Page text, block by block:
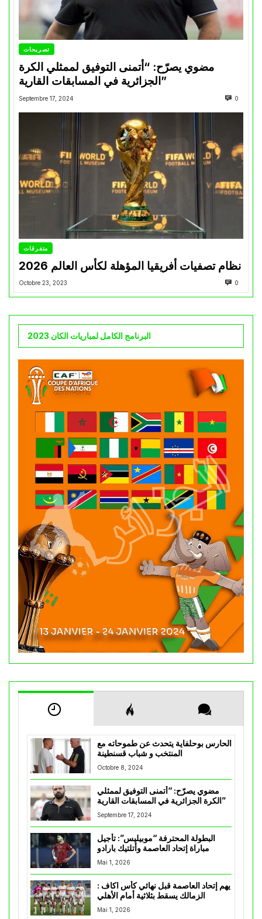
تصريحات
مضوي يصرّح: “أتمنى التوفيق لممثلي الكرة
الجزائرية في المسابقات القارية”
Septembre 17, 2024 0
متفرقات
نظام تصفيات أفريقيا المؤهلة لكأس العالم 2026
Octobre 23, 2023 0
البرنامج الكامل لمباريات الكان 2023
الحارس بوحلفاية يتحدث عن طموحاته مع
المنتخب و شباب قسنطينة
Octobre 8, 2024
مضوي يصرّح: “أتمنى التوفيق لممثلي
الكرة الجزائرية في المسابقات القارية”
Septembre 17, 2024
البطولة المحترفة “موبيليس”: تأجيل
مباراة إتحاد العاصمة وأتلتيك بارادو
Mai 1, 2026
يهم إتحاد العاصمة قبل نهائي كأس اكاف :
Mai 1, 2026